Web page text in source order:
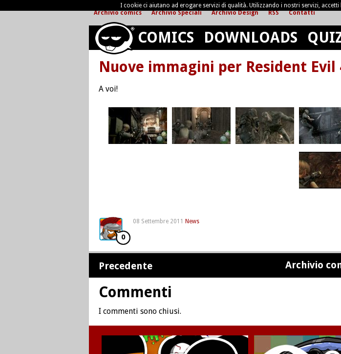
Archivio comics Archivio Speciali Archivio Design RSS Contatti
COMICS DOWNLOADS
Nuove immagini per Resident Evil
A voi!
08 Settembre 2011 News
0
Precedente Archivio
Commenti
I commenti sono chiusi.
I cookie ci aiutano ad erogare servizi di qualità. Utilizzando i nostri servizi,